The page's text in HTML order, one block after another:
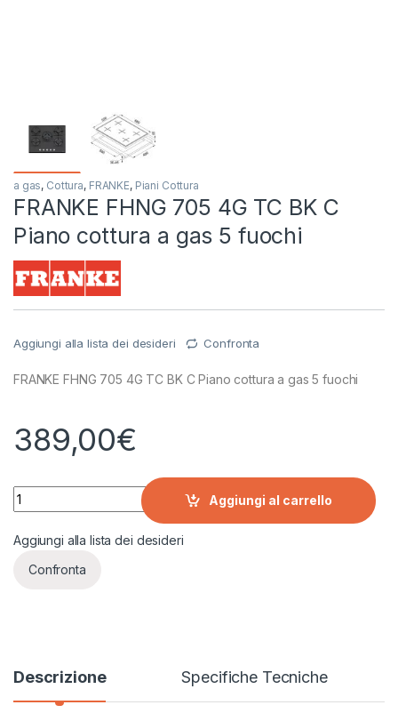
a gas, Cottura, FRANKE, Piani Cottura
FRANKE FHNG 705 4G TC BK C
Piano cottura a gas 5 fuochi
Aggiungi alla lista dei desideri Confronta
FRANKE FHNG 705 4G TC BK C Piano cottura a gas 5 fuochi
389,00€
FRANKE FHNG 705 4G TC BK C Piano cottura a gas 5 fuochi
Aggiungi al carrello
Aggiungi alla lista dei desideri
Confronta
Descrizione Specifiche Tecniche